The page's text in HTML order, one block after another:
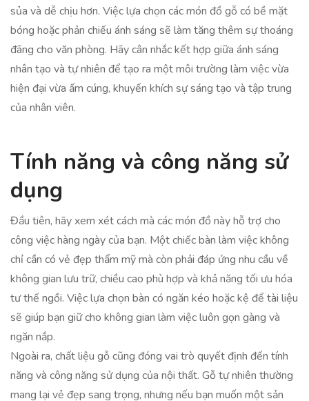
sủa và dễ chịu hơn. Việc lựa chọn các món đồ gỗ có bề mặt
bóng hoặc phản chiếu ánh sáng sẽ làm tăng thêm sự thoáng
đãng cho văn phòng. Hãy cân nhắc kết hợp giữa ánh sáng
nhân tạo và tự nhiên để tạo ra một môi trường làm việc vừa
hiện đại vừa ấm cúng, khuyến khích sự sáng tạo và tập trung
của nhân viên.
Tính năng và công năng sử
dụng
Đầu tiên, hãy xem xét cách mà các món đồ này hỗ trợ cho
công việc hàng ngày của bạn. Một chiếc bàn làm việc không
chỉ cần có vẻ đẹp thẩm mỹ mà còn phải đáp ứng nhu cầu về
không gian lưu trữ, chiều cao phù hợp và khả năng tối ưu hóa
tư thế ngồi. Việc lựa chọn bàn có ngăn kéo hoặc kệ để tài liệu
sẽ giúp bạn giữ cho không gian làm việc luôn gọn gàng và
ngăn nắp.
Ngoài ra, chất liệu gỗ cũng đóng vai trò quyết định đến tính
năng và công năng sử dụng của nội thất. Gỗ tự nhiên thường
mang lại vẻ đẹp sang trọng, nhưng nếu bạn muốn một sản